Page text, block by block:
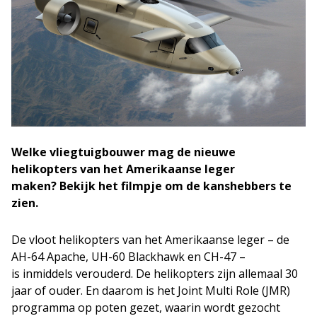
Welke vliegtuigbouwer mag de nieuwe
helikopters van het Amerikaanse leger
maken? Bekijk het filmpje om de kanshebbers te
zien.
De vloot helikopters van het Amerikaanse leger – de
AH-64 Apache, UH-60 Blackhawk en CH-47 –
is inmiddels verouderd. De helikopters zijn allemaal 30
jaar of ouder. En daarom is het Joint Multi Role (JMR)
programma op poten gezet, waarin wordt gezocht